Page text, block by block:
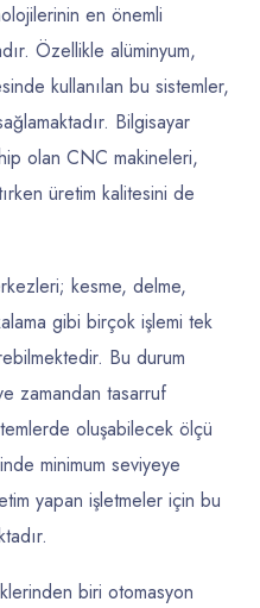
en önemli
Özellikle alüminyum,
kullanılan bu sistemler,
Bilgisayar
olan CNC makineleri,
üretim kalitesini de
kesme, delme,
gibi birçok işlemi tek
Bu durum
zamandan tasarruf
oluşabilecek ölçü
minimum seviyeye
yapan işletmeler için bu
biri otomasyon